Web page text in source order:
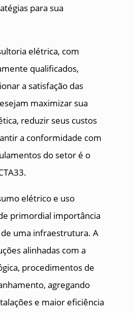
para sua
elétrica, com
qualificados,
a satisfação das
maximizar sua
reduzir seus custos
a conformidade com
do setor é o
elétrico e uso
primordial importância
uma infraestrutura. A
alinhadas com a
procedimentos de
agregando
e maior eficiência